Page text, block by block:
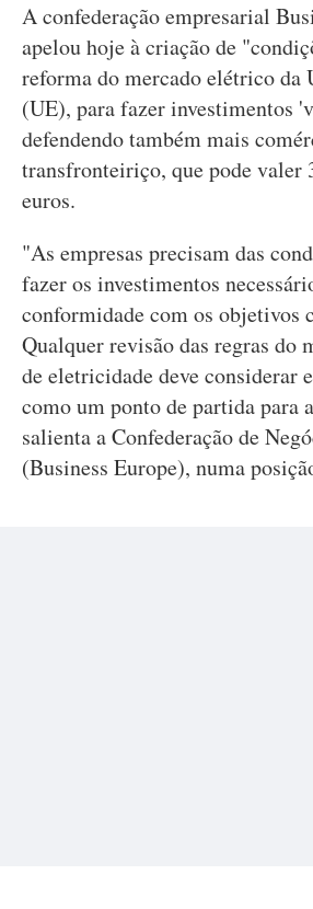
A confederação empresarial
apelou hoje à criação de
reforma do mercado elétrico da
(UE), para fazer investimentos
defendendo também mais
transfronteiriço, que pode valer
euros.
"As empresas precisam das
fazer os investimentos
conformidade com os objetivos
Qualquer revisão das regras do
de eletricidade deve considerar
como um ponto de partida para
salienta a Confederação de
(Business Europe), numa